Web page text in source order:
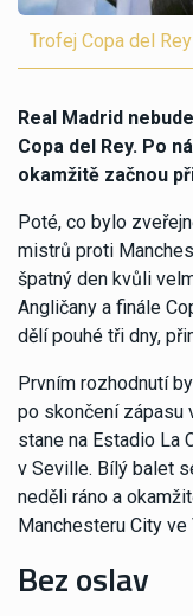
Trofej Copa del Rey
Real Madrid
Copa del Rey. Po
okamžitě začnou
Poté, co bylo
mistrů proti
špatný den kvůli
Angličany a finále
dělí pouhé tři dny,
Prvním rozhodnutí
po skončení zápasu
stane na Estadio La
v Seville. Bílý balet
neděli ráno a
Manchesteru City ve
Bez oslav